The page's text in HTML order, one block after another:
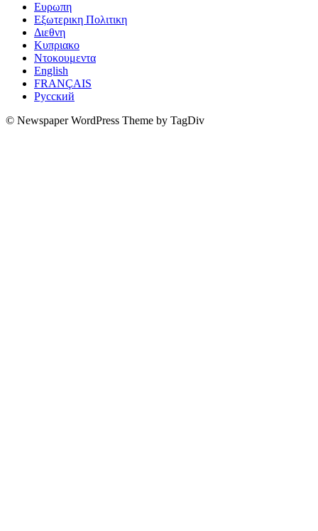
Ευρωπη
Εξωτερικη Πολιτικη
Διεθνη
Κυπριακο
Ντοκουμεντα
English
FRANÇAIS
Русский
© Newspaper WordPress Theme by TagDiv